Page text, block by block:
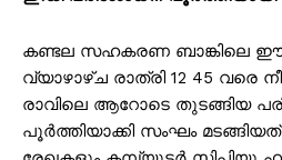
കണ്ടല സഹകരണ ബാങ്കിലെ
വ്യാഴാഴ്ച രാത്രി 12 45 വരെ
രാവിലെ ആറോടെ തുടങ്ങിയ
പൂർത്തിയാക്കി സംഘം